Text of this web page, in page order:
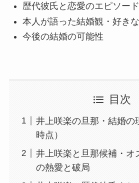
歴代彼氏と恋愛のエピソード
本人が語った結婚観・好き
今後の結婚の可能性
目次
井上咲楽の旦那・結婚の
時点）
井上咲楽と旦那候補・オ
の熱愛と破局